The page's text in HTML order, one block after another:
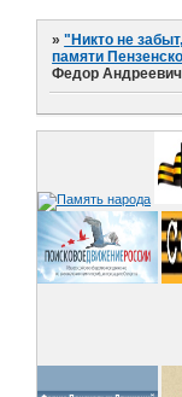
»"Никто не
памяти
Федор Андреевич